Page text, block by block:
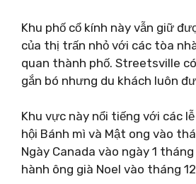
Khu phố cổ kính này vẫn giữ
của thị trấn nhỏ với các tòa
quan thành phố. Streetsville
gắn bó nhưng du khách luôn
Khu vực này nổi tiếng với các
hội Bánh mì và Mật ong vào
Ngày Canada vào ngày 1
hành ông già Noel vào tháng